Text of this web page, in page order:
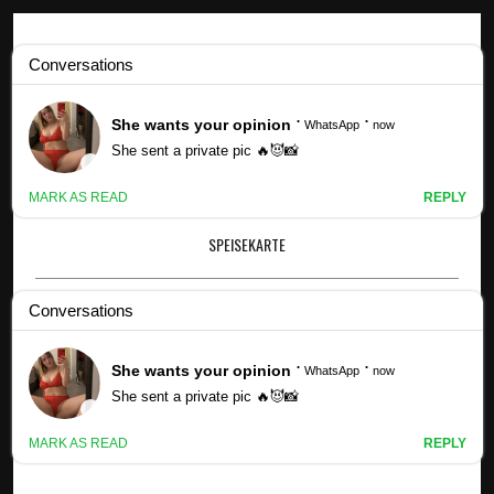
Kpop -Profile
LL Cool J und Frau süße Fotos - Liebe & Sex
SPEISEKARTE
×
25 SÜSSE FOTOS VON LL COOL J UND S
EINER FRAU SIMONE, DIE IM LAUFE DER J
AHRE WAHNSINNIG VERLIEBT AUSSEHEN